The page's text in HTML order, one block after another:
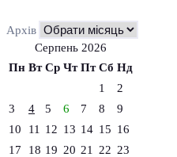
Архів
Серпень 2026
Пн Вт Ср Чт Пт Сб Нд
1
2
3
4 5 6 7 8
9
10
11 12 13 14 15 16
17
18 19 20 21 22 23